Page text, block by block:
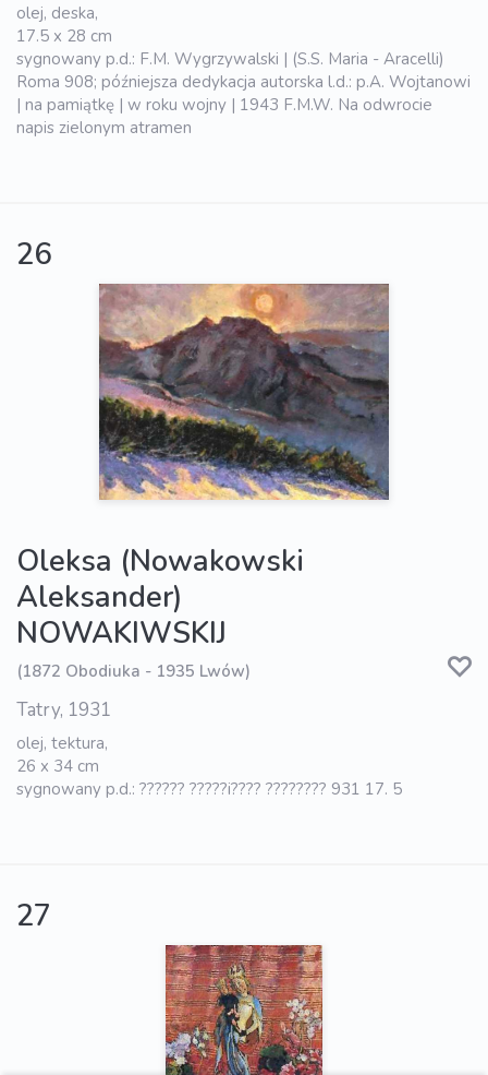
olej, deska,
17.5 x 28 cm
sygnowany p.d.: F.M. Wygrzywalski | (S.S. Maria - Aracelli)
Roma 908; późniejsza dedykacja autorska l.d.: p.A. Wojtanowi
| na pamiątkę | w roku wojny | 1943 F.M.W. Na odwrocie
napis zielonym atramen
26
Oleksa (Nowakowski
Aleksander)
NOWAKIWSKIJ
(1872 Obodiuka - 1935 Lwów)
Tatry, 1931
olej, tektura,
26 x 34 cm
sygnowany p.d.: ?????? ?????i???? ???????? 931 17. 5
27